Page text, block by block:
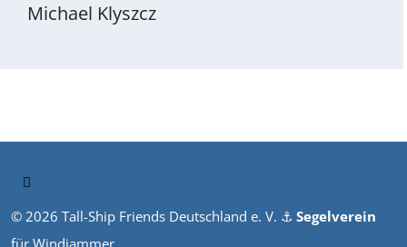
Michael Klyszcz
© 2026 Tall-Ship Friends Deutschland e. V. ⚓︎ Segelverein
für Windjammer